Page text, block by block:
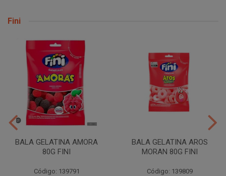
Fini
BALA GELATINA AMORA
80G FINI
Código: 139791
BALA GELATINA AROS
MORAN 80G FINI
Código: 139809